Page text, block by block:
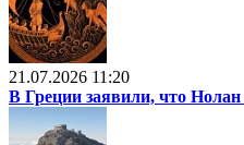
21.07.2026 11:20
В Греции заявили, что